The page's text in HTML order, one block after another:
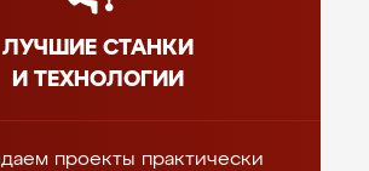
ЛУЧШИЕ СТАНКИ
И ТЕХНОЛОГИИ
проекты практически